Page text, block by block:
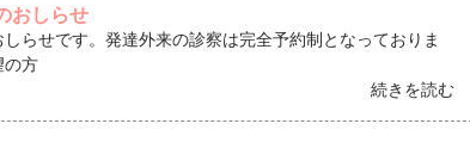
おしらせ
らせです。発達外来の診察は完全予約制となっておりま
の方
続きを読む